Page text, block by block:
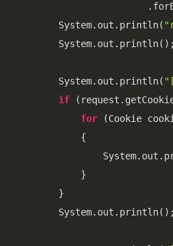
        System.out.println(
        System.out.println();
        System.out.println(
if
for (Cookie
            {
            }
        }
        System.out.println();